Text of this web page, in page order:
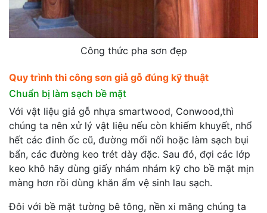
Công thức pha sơn đẹp
Quy trình thi công sơn giả gỗ đúng kỹ thuật
Chuẩn bị làm sạch bề mặt
Với vật liệu giả gỗ nhựa smartwood, Conwood,thì
chúng ta nên xử lý vật liệu nếu còn khiếm khuyết, nhổ
hết các đinh ốc cũ, đường mối nối hoặc làm sạch bụi
bẩn, các đường keo trét dày đặc. Sau đó, đợi các lớp
keo khô hãy dùng giấy nhám nhám kỹ cho bề mặt mịn
màng hơn rồi dùng khăn ẩm vệ sinh lau sạch.
Đôi với bề mặt tường bê tông, nền xi măng chúng ta